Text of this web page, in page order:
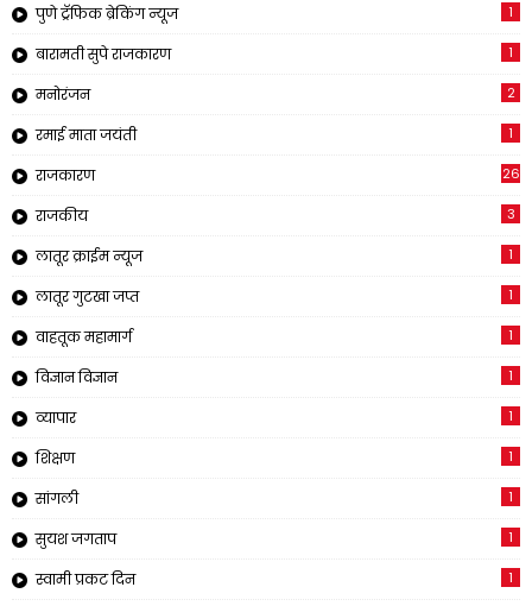
पुणे ट्रॅफिक ब्रेकिंग न्यूज 1
बारामती सुपे राजकारण 1
मनोरंजन 2
रमाई माता जयंती 1
राजकारण 26
राजकीय 3
लातूर क्राईम न्यूज 1
लातूर गुटखा जप्त 1
वाहतूक महामार्ग 1
विज्ञान विज्ञान 1
व्यापार 1
शिक्षण 1
सांगली 1
सुयश जगताप 1
स्वामी प्रकट दिन 1